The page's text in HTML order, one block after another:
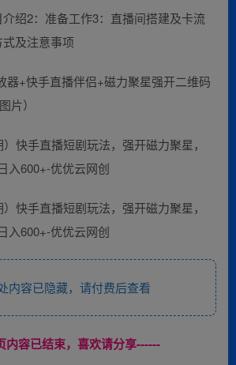
绍2：准备工作3：直播间搭建及卡流
及注意事项
器+快手直播伴侣+磁力聚星强开二维码
片）
容已隐藏，请付费后查看
内容已结束，喜欢请分享------